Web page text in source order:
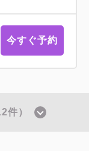
今すぐ予約
件）